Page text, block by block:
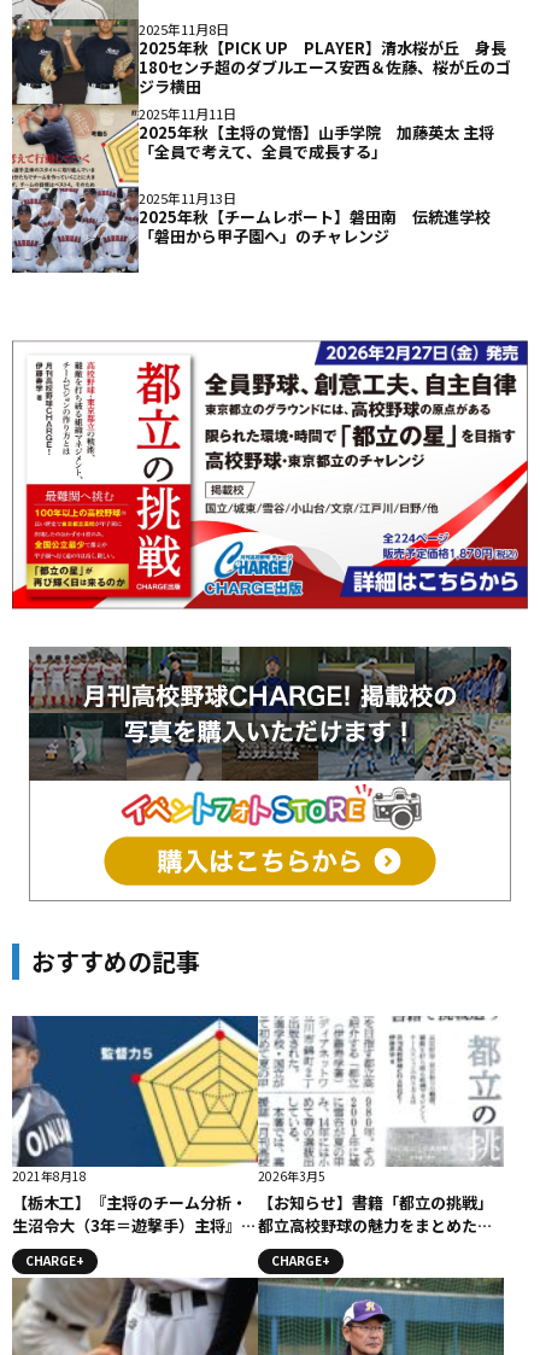
2025年11月8日
2025年秋【PICK UP PLAYER】清水桜が丘 身長
180センチ超のダブルエース安西＆佐藤、桜が丘のゴ
ジラ横田
2025年11月11日
2025年秋【主将の覚悟】山手学院 加藤英太 主将
「全員で考えて、全員で成長する」
2025年11月13日
2025年秋【チームレポート】磐田南 伝統進学校
「磐田から甲子園へ」のチャレンジ
おすすめの記事
2021年8月18
【栃木工】『主将のチーム分析・
生沼令大（3年＝遊撃手）主将』コ
ラム 主将のチーム分析 #栃木工
CHARGE+
2026年3月5
【お知らせ】書籍「都立の挑戦」
都立高校野球の魅力をまとめた一
冊。 3月５日付け 朝日新聞に掲
載されました
CHARGE+